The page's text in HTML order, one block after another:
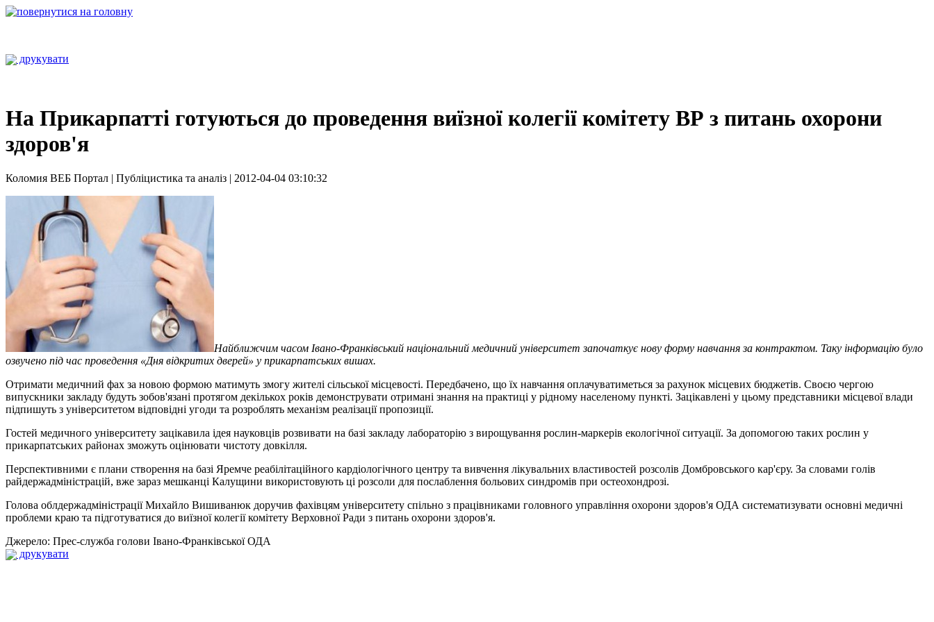
друкувати
На Прикарпатті готуються до проведення виїзної колегії комітету ВР з питань охорони
здоров'я
Коломия ВЕБ Портал | Публіцистика та аналіз | 2012-04-04 03:10:32
Найближчим часом Івано-Франківський національний медичний університет започаткує нову форму навчання за контрактом. Таку інформацію було
озвучено під час проведення «Дня відкритих дверей» у прикарпатських вишах.
Отримати медичний фах за новою формою матимуть змогу жителі сільської місцевості. Передбачено, що їх навчання оплачуватиметься за рахунок місцевих бюджетів. Своєю чергою
випускники закладу будуть зобов'язані протягом декількох років демонструвати отримані знання на практиці у рідному населеному пункті. Зацікавлені у цьому представники місцевої влади
підпишуть з університетом відповідні угоди та розроблять механізм реалізації пропозиції.
Гостей медичного університету зацікавила ідея науковців розвивати на базі закладу лабораторію з вирощування рослин-маркерів екологічної ситуації. За допомогою таких рослин у
прикарпатських районах зможуть оцінювати чистоту довкілля.
Перспективними є плани створення на базі Яремче реабілітаційного кардіологічного центру та вивчення лікувальних властивостей розсолів Домбровського кар'єру. За словами голів
райдержадміністрацій, вже зараз мешканці Калущини використовують ці розсоли для послаблення больових синдромів при остеохондрозі.
Голова облдержадміністрації Михайло Вишиванюк доручив фахівцям університету спільно з працівниками головного управління охорони здоров'я ОДА систематизувати основні медичні
проблеми краю та підготуватися до виїзної колегії комітету Верховної Ради з питань охорони здоров'я.
Джерело: Прес-служба голови Івано-Франківської ОДА
друкувати